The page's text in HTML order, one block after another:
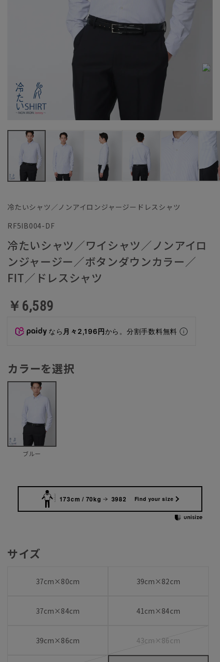
冷たいシャツ／ノンアイロンジャージードレスシャツ
RF5IB004-DF
冷たいシャツ／ワイシャツ／ノンアイロ
ンジャージー／ボタンダウンカラー／
FIT／ドレスシャツ
￥6,589
なら 月々2,196円から。分割手数料無料
カラーを選択
ブルー
173cm / 70kg 3982 Find your size
サイズ
37cm×80cm 39cm×82cm
37cm×84cm 41cm×84cm
39cm×86cm 43cm×86cm